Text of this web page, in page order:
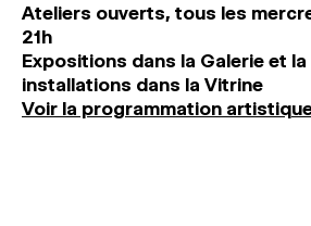
Ateliers ouverts, tous les
21h
Expositions dans la Galerie et
installations dans la Vitrine
Voir la programmation